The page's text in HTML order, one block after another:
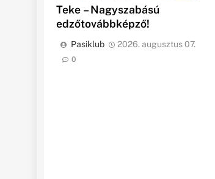
Teke – Nagyszabású
edzőtovábbképző!
Pasiklub 2026. augusztus 07.
0